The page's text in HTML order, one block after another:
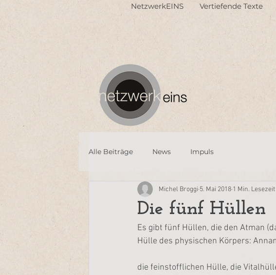
NetzwerkEINS Vertiefende Texte
Alle Beiträge News Impuls
Die fünf Hüllen
Michel Broggi 5. Mai 2018 1 Min. Lesezeit
Es gibt fünf Hüllen, die den Atman
Hülle des physischen Körpers:
die feinstofflichen Hülle, die